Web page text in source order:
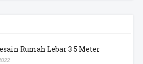
Rumah Lebar 3 5 Meter